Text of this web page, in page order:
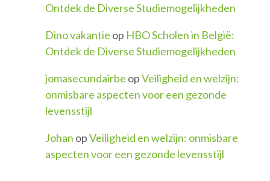
Ontdek de Diverse Studiemogelijkheden
Dino vakantie op HBO Scholen in België:
Ontdek de Diverse Studiemogelijkheden
jomasecundairbe opVeiligheid en welzijn:
onmisbare aspecten voor een gezonde
levensstijl
Johan opVeiligheid en welzijn: onmisbare
aspecten voor een gezonde levensstijl